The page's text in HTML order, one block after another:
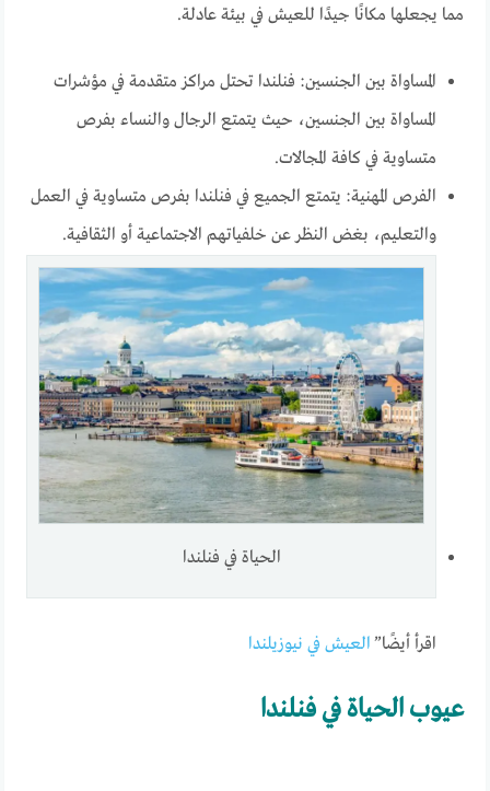
مما يجعلها مكانًا جيدًا للعيش في بيئة عادلة.
المساواة بين الجنسين: فنلندا تحتل مراكز متقدمة في مؤشرات
المساواة بين الجنسين، حيث يتمتع الرجال والنساء بفرص
متساوية في كافة المجالات.
الفرص المهنية: يتمتع الجميع في فنلندا بفرص متساوية في العمل
والتعليم، بغض النظر عن خلفياتهم الاجتماعية أو الثقافية.
الحياة في فنلندا
اقرأ أيضًا” العيش في نيوزيلندا
عيوب الحياة في فنلندا